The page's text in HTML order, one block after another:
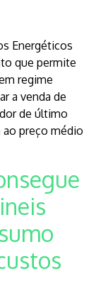
Energéticos
que permite
regime
a venda de
de último
ao preço médio